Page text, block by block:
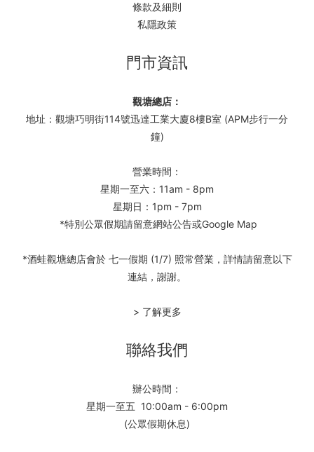
條款及細則
私隱政策
門市資訊
觀塘總店：
地址：觀塘巧明街114號迅達工業大廈8樓B室 (APM步行一分
鐘)
營業時間：
星期一至六：11am - 8pm
星期日：1pm - 7pm
*特別公眾假期請留意網站公告或Google Map
*酒蛙觀塘總店會於 七一假期 (1/7) 照常營業，詳情請留意以下
連結，謝謝。
> 了解更多
聯絡我們
辦公時間：
星期一至五 10:00am - 6:00pm
(公眾假期休息)